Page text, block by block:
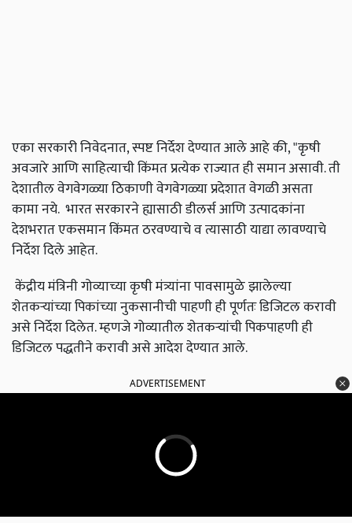
एका सरकारी निवेदनात, स्पष्ट निर्देश देण्यात आले आहे की, "कृषी
अवजारे आणि साहित्याची किंमत प्रत्येक राज्यात ही समान असावी. ती
देशातील वेगवेगळ्या ठिकाणी वेगवेगळ्या प्रदेशात वेगळी असता
कामा नये. भारत सरकारने ह्यासाठी डीलर्स आणि उत्पादकांना
देशभरात एकसमान किंमत ठरवण्याचे व त्यासाठी याद्या लावण्याचे
निर्देश दिले आहेत.
केंद्रीय मंत्रिनी गोव्याच्या कृषी मंत्र्यांना पावसामुळे झालेल्या
शेतकऱ्यांच्या पिकांच्या नुकसानीची पाहणी ही पूर्णतः डिजिटल करावी
असे निर्देश दिलेत. म्हणजे गोव्यातील शेतकऱ्यांची पिकपाहणी ही
डिजिटल पद्धतीने करावी असे आदेश देण्यात आले.
ADVERTISEMENT